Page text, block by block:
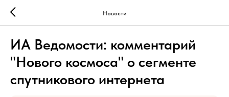
Новости
ИА Ведомости: комментарий
"Нового космоса" о сегменте
спутникового интернета